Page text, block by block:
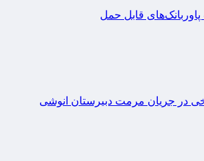
قابل حمل
در جریان مرمت دبیرستان انوشی